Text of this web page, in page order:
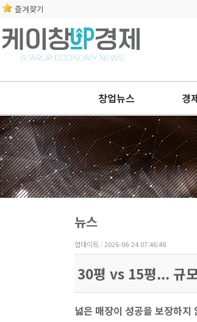
즐겨찾기
창업뉴스 경
뉴스
업데이트 : 2026-06-24 07:46:48
30평 vs 15평... 규
넓은 매장이 성공을 보장하지